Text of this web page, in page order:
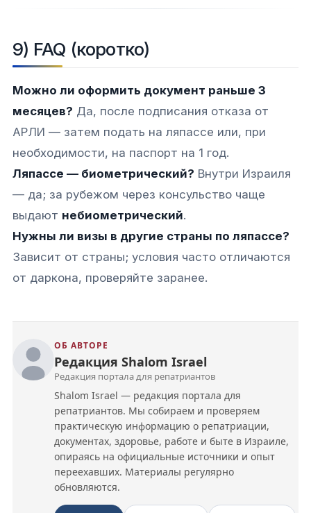
9) FAQ (коротко)
Можно ли оформить документ раньше 3
месяцев? Да, после подписания отказа от
АРЛИ — затем подать на ляпассе или, при
необходимости, на паспорт на 1 год.
Ляпассе — биометрический? Внутри Израиля
— да; за рубежом через консульство чаще
выдают небиометрический.
Нужны ли визы в другие страны по ляпассе?
Зависит от страны; условия часто отличаются
от даркона, проверяйте заранее.
ОБ АВТОРЕ
Редакция Shalom Israel
Редакция портала для репатриантов
Shalom Israel — редакция портала для
репатриантов. Мы собираем и проверяем
практическую информацию о репатриации,
документах, здоровье, работе и быте в Израиле,
опираясь на официальные источники и опыт
переехавших. Материалы регулярно
обновляются.